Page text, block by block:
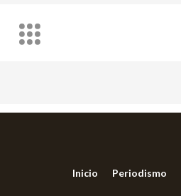
Inicio Periodismo